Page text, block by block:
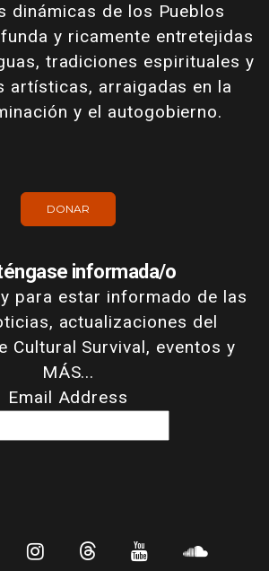
dinámicas de los Pueblos
y ricamente entretejidas
tradiciones espirituales y
artísticas, arraigadas en la
y el autogobierno.
DONAR
informada/o
para estar informado de las
actualizaciones del
Cultural Survival, eventos y
MÁS...
Email Address